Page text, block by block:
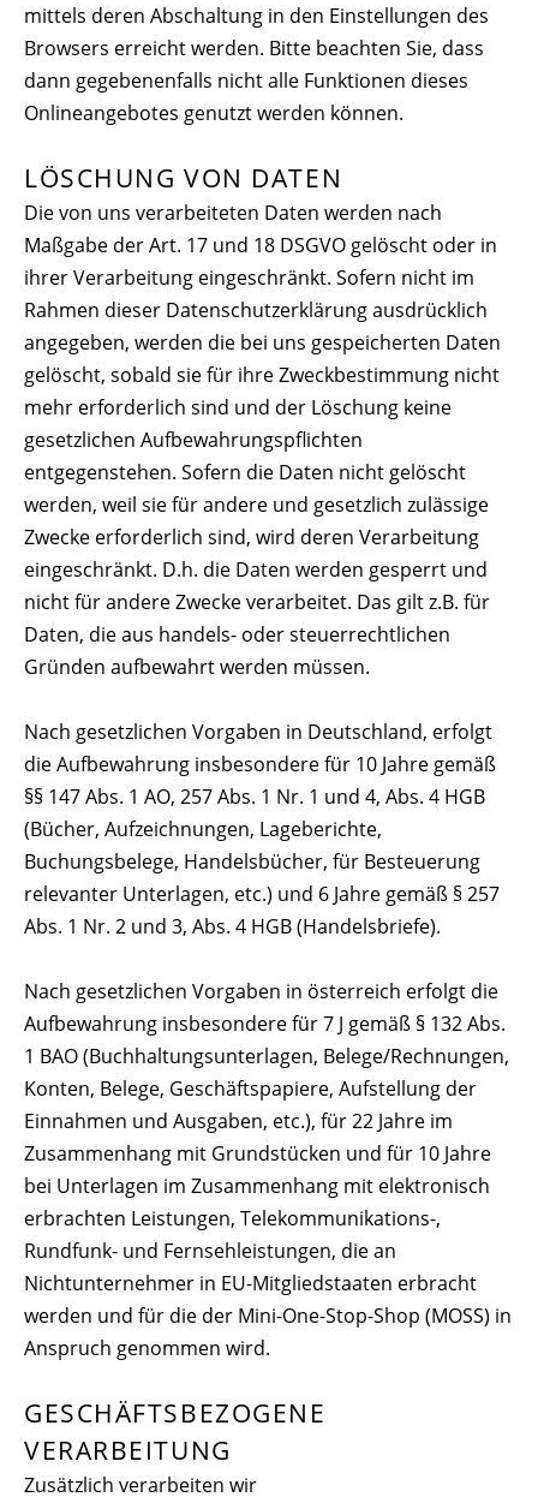
mittels deren Abschaltung in den Einstellungen des
Browsers erreicht werden. Bitte beachten Sie, dass
dann gegebenenfalls nicht alle Funktionen dieses
Onlineangebotes genutzt werden können.
LÖSCHUNG VON DATEN
Die von uns verarbeiteten Daten werden nach
Maßgabe der Art. 17 und 18 DSGVO gelöscht oder in
ihrer Verarbeitung eingeschränkt. Sofern nicht im
Rahmen dieser Datenschutzerklärung ausdrücklich
angegeben, werden die bei uns gespeicherten Daten
gelöscht, sobald sie für ihre Zweckbestimmung nicht
mehr erforderlich sind und der Löschung keine
gesetzlichen Aufbewahrungspflichten
entgegenstehen. Sofern die Daten nicht gelöscht
werden, weil sie für andere und gesetzlich zulässige
Zwecke erforderlich sind, wird deren Verarbeitung
eingeschränkt. D.h. die Daten werden gesperrt und
nicht für andere Zwecke verarbeitet. Das gilt z.B. für
Daten, die aus handels- oder steuerrechtlichen
Gründen aufbewahrt werden müssen.
Nach gesetzlichen Vorgaben in Deutschland, erfolgt
die Aufbewahrung insbesondere für 10 Jahre gemäß
§§ 147 Abs. 1 AO, 257 Abs. 1 Nr. 1 und 4, Abs. 4 HGB
(Bücher, Aufzeichnungen, Lageberichte,
Buchungsbelege, Handelsbücher, für Besteuerung
relevanter Unterlagen, etc.) und 6 Jahre gemäß § 257
Abs. 1 Nr. 2 und 3, Abs. 4 HGB (Handelsbriefe).
Nach gesetzlichen Vorgaben in österreich erfolgt die
Aufbewahrung insbesondere für 7 J gemäß § 132 Abs.
1 BAO (Buchhaltungsunterlagen, Belege/Rechnungen,
Konten, Belege, Geschäftspapiere, Aufstellung der
Einnahmen und Ausgaben, etc.), für 22 Jahre im
Zusammenhang mit Grundstücken und für 10 Jahre
bei Unterlagen im Zusammenhang mit elektronisch
erbrachten Leistungen, Telekommunikations-,
Rundfunk- und Fernsehleistungen, die an
Nichtunternehmer in EU-Mitgliedstaaten erbracht
werden und für die der Mini-One-Stop-Shop (MOSS) in
Anspruch genommen wird.
GESCHÄFTSBEZOGENE
VERARBEITUNG
Zusätzlich verarbeiten wir